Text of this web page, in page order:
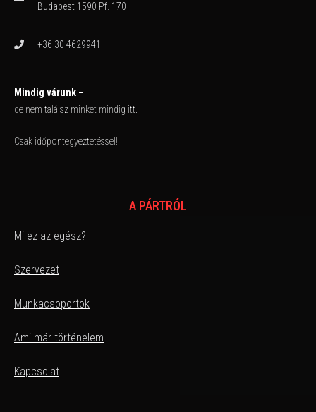
Budapest 1590 Pf. 170
+36 30 4629941
Mindig várunk –
de nem találsz minket mindig itt.
Csak időpontegyeztetéssel!
A PÁRTRÓL
Mi ez az egész?
Szervezet
Munkacsoportok
Ami már történelem
Kapcsolat